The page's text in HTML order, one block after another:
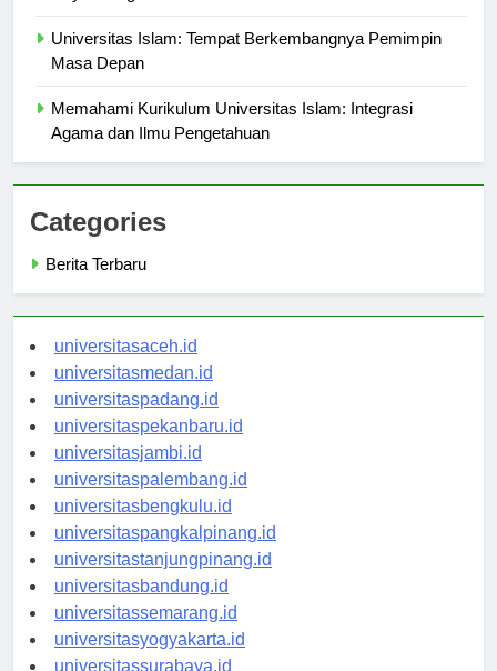
Universitas Islam: Tempat Berkembangnya Pemimpin
Memahami Kurikulum Universitas Islam: Integrasi
Categories
universitasaceh.id
universitasmedan.id
universitaspadang.id
universitaspekanbaru.id
universitasjambi.id
universitaspalembang.id
universitasbengkulu.id
universitaspangkalpinang.id
universitastanjungpinang.id
universitasbandung.id
universitassemarang.id
universitasyogyakarta.id